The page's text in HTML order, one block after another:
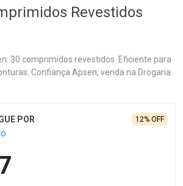
Revestidos
30 comprimidos revestidos. Eficiente para
Confiança Apsen, venda na Drogaria
12% OFF